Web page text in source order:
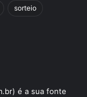
sorteio
é a sua fonte